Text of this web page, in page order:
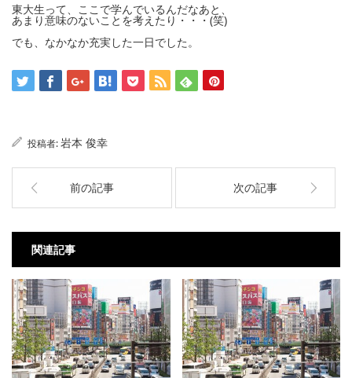
東大生って、ここで学んでいるんだなあと、
あまり意味のないことを考えたり・・・(笑)
でも、なかなか充実した一日でした。
投稿者:岩本 俊幸
前の記事 次の記事
関連記事